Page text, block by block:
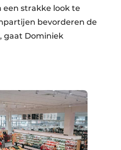
strakke look te
bevorderen de
gaat Dominiek